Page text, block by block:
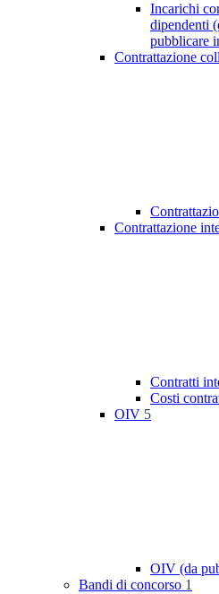
Incarichi
dipendenti
pubblicare
Contrattazione
Contrattazione
Contratti
Costi
OIV 5
OIV (da
Bandi di concorso 1